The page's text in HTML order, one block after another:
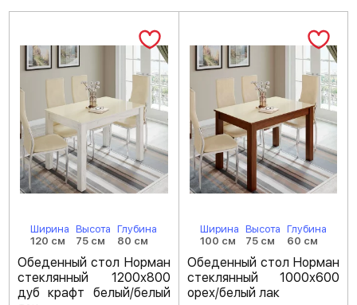
Ширина
120 см
Высота
75 см
Глубина
80 см
Обеденный стол Норман
стеклянный 1200х800
дуб крафт белый/белый
Ширина
100 см
Высота
75 см
Глубина
60 см
Обеденный стол Норман
стеклянный 1000х600
орех/белый лак